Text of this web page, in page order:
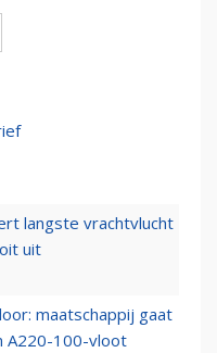
langste vrachtvlucht
uit
maatschappij gaat
A220-100-vloot